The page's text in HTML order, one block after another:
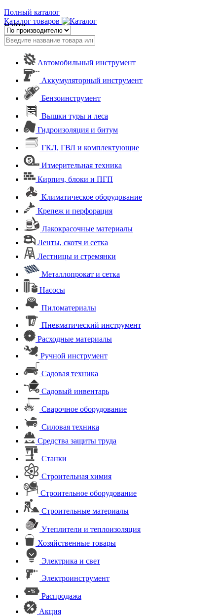
Полный каталог
Каталог товаров
Найти
Автомобильный инструмент
Аккумуляторный инструмент
Бензоинструмент
Вышки туры и леса
Гидроизоляция и битум
ГКЛ, ГВЛ и комплектующие
Измерительная техника
Кирпич, блоки и ПГП
Климатическое оборудование
Крепеж и перфорация
Лакокрасочные материалы
Ленты, скотч и сетка
Лестницы и стремянки
Металлопрокат и сетка
Насосы
Пиломатериалы
Пневматический инструмент
Расходные материалы
Ручной инструмент
Садовая техника
Садовый инвентарь
Сварочное оборудование
Силовая техника
Средства защиты труда
Станки
Строительная химия
Строительное оборудование
Строительные материалы
Утеплители и теплоизоляция
Хозяйственные товары
Электрика и свет
Электроинструмент
Распродажа
Акция